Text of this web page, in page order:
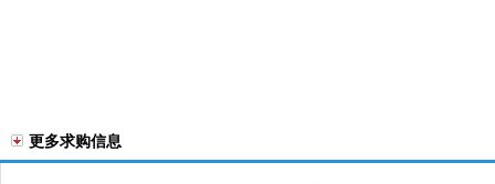
更多求购信息